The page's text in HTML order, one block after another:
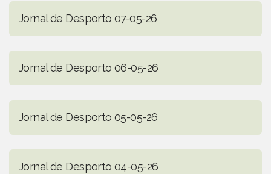
Jornal de Desporto 07-05-26
Jornal de Desporto 06-05-26
Jornal de Desporto 05-05-26
Jornal de Desporto 04-05-26